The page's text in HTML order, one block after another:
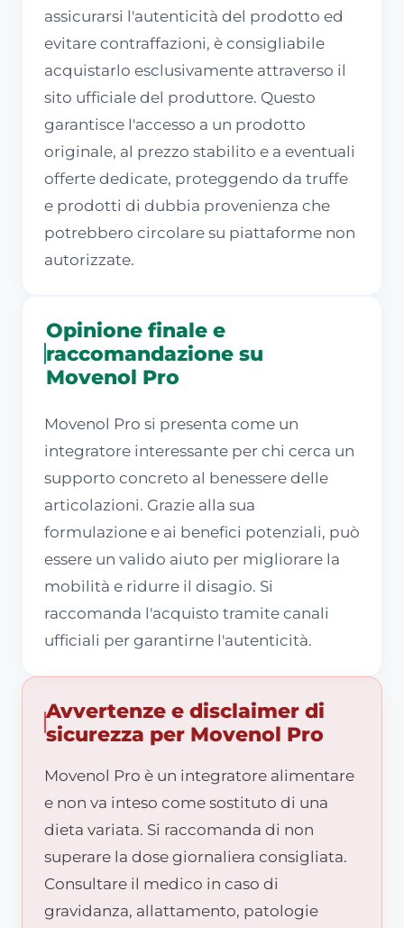
assicurarsi l'autenticità del prodotto ed
evitare contraffazioni, è consigliabile
acquistarlo esclusivamente attraverso il
sito ufficiale del produttore. Questo
garantisce l'accesso a un prodotto
originale, al prezzo stabilito e a eventuali
offerte dedicate, proteggendo da truffe
e prodotti di dubbia provenienza che
potrebbero circolare su piattaforme non
autorizzate.
Opinione finale e
raccomandazione su
Movenol Pro
Movenol Pro si presenta come un
integratore interessante per chi cerca un
supporto concreto al benessere delle
articolazioni. Grazie alla sua
formulazione e ai benefici potenziali, può
essere un valido aiuto per migliorare la
mobilità e ridurre il disagio. Si
raccomanda l'acquisto tramite canali
ufficiali per garantirne l'autenticità.
Avvertenze e disclaimer di
sicurezza per Movenol Pro
Movenol Pro è un integratore alimentare
e non va inteso come sostituto di una
dieta variata. Si raccomanda di non
superare la dose giornaliera consigliata.
Consultare il medico in caso di
gravidanza, allattamento, patologie